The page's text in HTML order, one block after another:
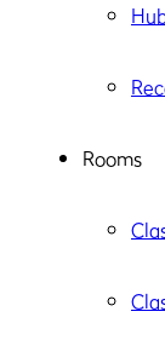
Rooms